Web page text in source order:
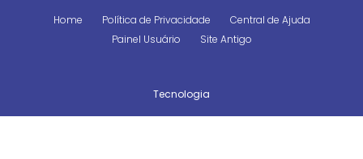
Home Política de Privacidade
Central de Ajuda
Painel Usuário
Site Antigo
Tecnologia